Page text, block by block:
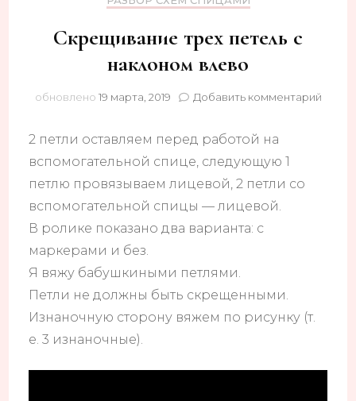
Скрещивание трех петель с
наклоном влево
обновлено 19 марта, 2019 Добавить комментарийк
2 петли оставляем перед работой на
вспомогательной спице, следующую 1
петлю провязываем лицевой, 2 петли со
вспомогательной спицы — лицевой.
В ролике показано два варианта: с
маркерами и без.
Я вяжу бабушкиными петлями.
Петли не должны быть скрещенными.
Изнаночную сторону вяжем по рисунку (т.
е. 3 изнаночные).